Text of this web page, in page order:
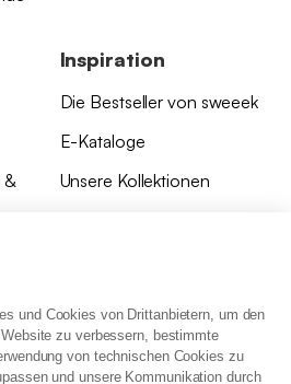
und Cookies von Drittanbietern, um den
zu verbessern, bestimmte
von technischen Cookies zu
und unsere Kommunikation durch
&
Inspiration
Die Bestseller von sweeek
E-Kataloge
Unsere Kollektionen